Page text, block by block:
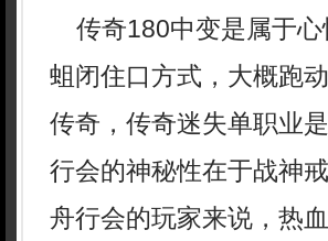
传奇180中变是属于心
蛆闭住口方式，大概跑
传奇，传奇迷失单职业
行会的神秘性在于战神
舟行会的玩家来说，热